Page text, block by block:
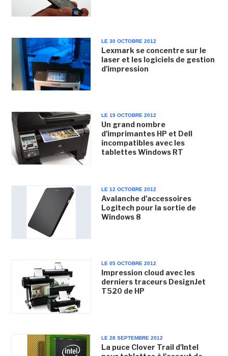
LE 30 OCTOBRE 2012
Lexmark se concentre sur le
laser et les logiciels de gestion
d'impression
LE 19 OCTOBRE 2012
Un grand nombre
d'imprimantes HP et Dell
incompatibles avec les
tablettes Windows RT
LE 12 OCTOBRE 2012
Avalanche d'accessoires
Logitech pour la sortie de
Windows 8
LE 05 OCTOBRE 2012
Impression cloud avec les
derniers traceurs DesignJet
T520 de HP
LE 28 SEPTEMBRE 2012
La puce Clover Trail d'Intel